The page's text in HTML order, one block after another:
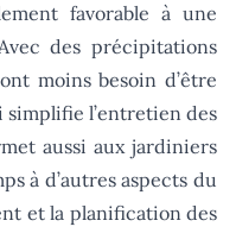
favorable à une
des précipitations
moins besoin d’être
l’entretien des
aussi aux jardiniers
à d’autres aspects du
et la planification des